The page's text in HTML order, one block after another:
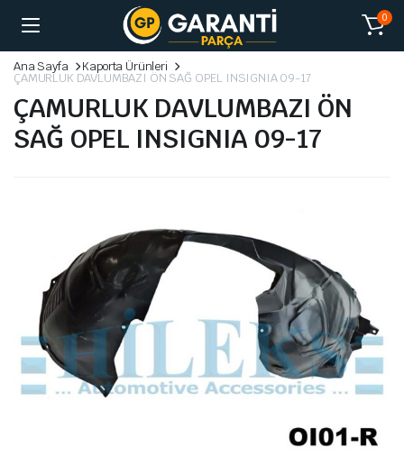
0
Ana Sayfa Kaporta Ürünleri
ÇAMURLUK DAVLUMBAZI ÖN SAĞ OPEL INSIGNIA 09-17
ÇAMURLUK DAVLUMBAZI ÖN
SAĞ OPEL INSIGNIA 09-17